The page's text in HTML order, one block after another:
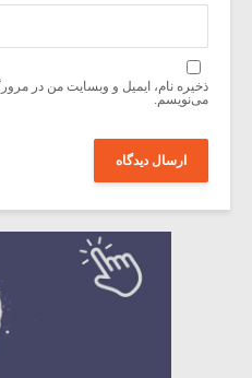
ذخیره نام، ایمیل و وبسایت من در
می‌نویسم.